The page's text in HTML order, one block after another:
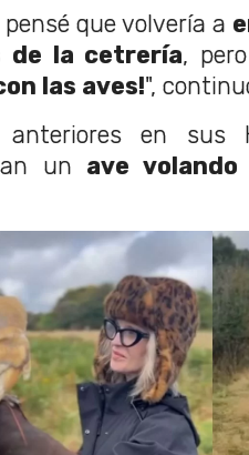
que volvería a
de la cetrería,
las aves!",
anteriores en sus
un ave volando